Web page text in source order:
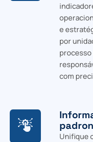
e
por
processo
com
Unifique